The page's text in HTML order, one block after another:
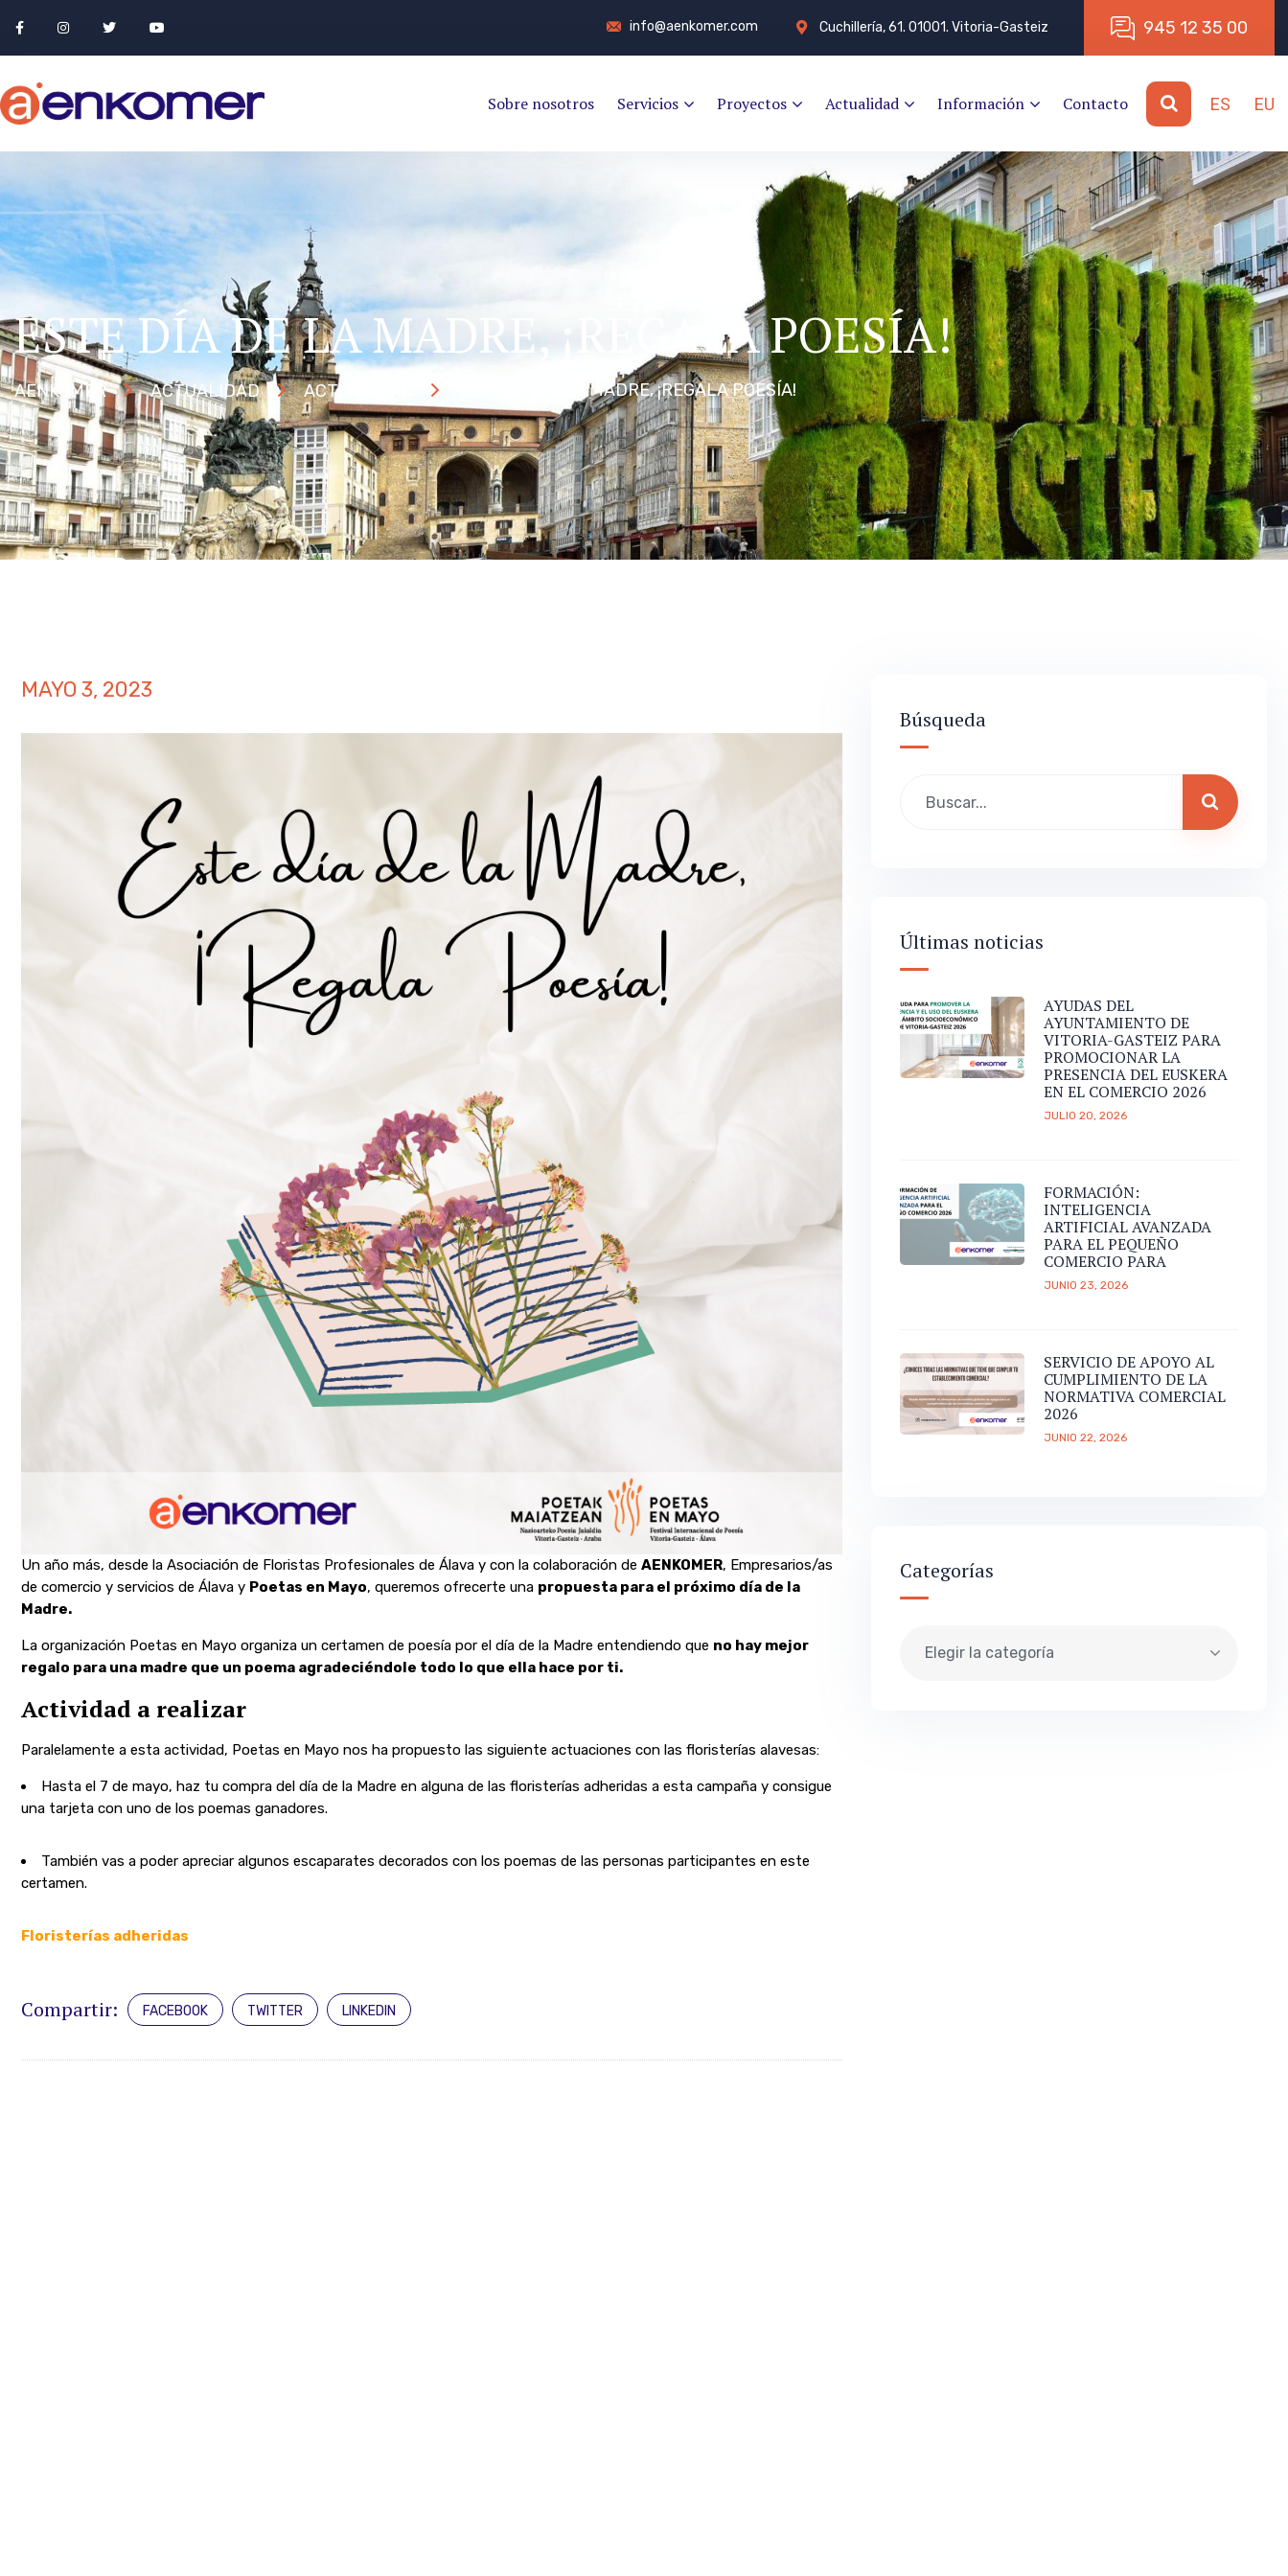
info@aenkomer.com Cuchillería, 61. 01001. Vitoria-Gasteiz 945 12 35 00
Sobre nosotros Servicios Proyectos Actualidad Información Contacto ES EU
ESTE DÍA DE LA MADRE, ¡REGALA POESÍA!
AENKOMER ACTUALIDAD ACTUALIDAD ESTE DÍA DE LA MADRE, ¡REGALA POESÍA!
MAYO 3, 2023
Un año más, desde la Asociación de Floristas Profesionales de Álava y con la colaboración de AENKOMER, Empresarios/as
de comercio y servicios de Álava y Poetas en Mayo, queremos ofrecerte una propuesta para el próximo día de la
Madre.
La organización Poetas en Mayo organiza un certamen de poesía por el día de la Madre entendiendo que no hay mejor
regalo para una madre que un poema agradeciéndole todo lo que ella hace por ti.
Actividad a realizar
Paralelamente a esta actividad, Poetas en Mayo nos ha propuesto las siguiente actuaciones con las floristerías alavesas:
Hasta el 7 de mayo, haz tu compra del día de la Madre en alguna de las floristerías adheridas a esta campaña y consigue
una tarjeta con uno de los poemas ganadores.
También vas a poder apreciar algunos escaparates decorados con los poemas de las personas participantes en este
certamen.
Floristerías adheridas
Compartir: FACEBOOK TWITTER LINKEDIN
Búsqueda
Últimas noticias
AYUDAS DEL
AYUNTAMIENTO DE
VITORIA-GASTEIZ PARA
PROMOCIONAR LA
PRESENCIA DEL EUSKERA
EN EL COMERCIO 2026
JULIO 20, 2026
FORMACIÓN:
INTELIGENCIA
ARTIFICIAL AVANZADA
PARA EL PEQUEÑO
COMERCIO PARA
JUNIO 23, 2026
SERVICIO DE APOYO AL
CUMPLIMIENTO DE LA
NORMATIVA COMERCIAL
2026
JUNIO 22, 2026
Categorías
Elegir la categoría